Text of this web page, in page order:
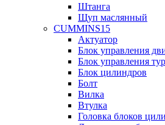
Штанга
Щуп маслянный
CUMMINS15
Актуатор
Блок управления
Блок управления
Блок цилиндров
Болт
Вилка
Втулка
Головка блоков